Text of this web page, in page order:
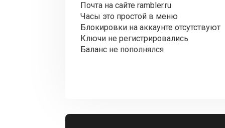
Почта на сайте rambler.ru
Часы это простой в меню
Блокировки на аккаунте отсутствуют
Ключи не регистрировались
Баланс не пополнялся